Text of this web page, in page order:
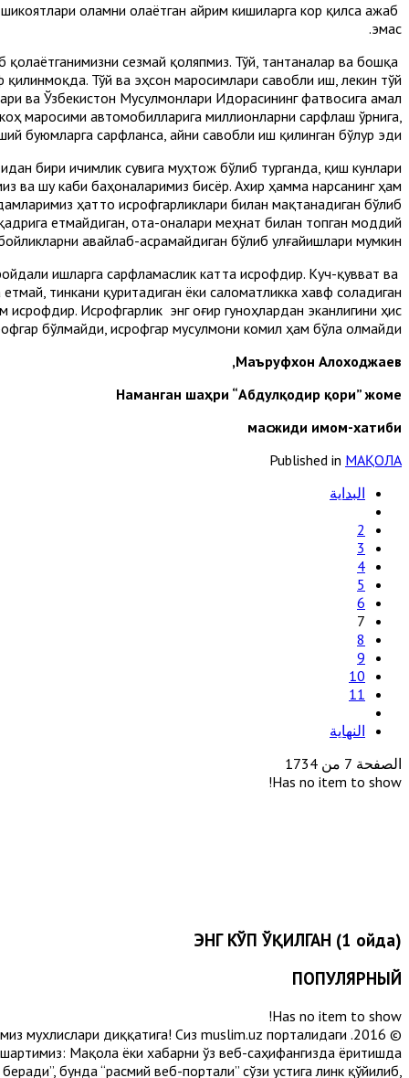
оламни олаётган айрим кишиларга кор қилса ажаб
эмас.
қолаётганимизни сезмай қоляпмиз. Тўй, тантаналар ва бошқа
Тўй ва эҳсон маросимлари савобли иш, лекин тўй
ва Ўзбекистон Мусулмонлари Идорасининг фатвосига амал
маросими автомобилларига миллионларни сарфлаш ўрнига,
буюмларга сарфланса, айни савобли иш қилинган бўлур эди.
бири ичимлик сувига муҳтож бўлиб турганда, қиш кунлари
ва шу каби баҳоналаримиз бисёр. Ахир ҳамма нарсанинг ҳам
ҳатто исрофгарликлари билан мақтанадиган бўлиб
етмайдиган, ота-оналари меҳнат билан топган моддий
авайлаб-асрамайдиган бўлиб улғайишлари мумкин.
ишларга сарфламаслик катта исрофдир. Куч-қувват ва
тинкани қуритадиган ёки саломатликка хавф соладиган
Исрофгарлик энг оғир гуноҳлардан эканлигини ҳис
бўлмайди, исрофгар мусулмони комил ҳам бўла олмайди
Маъруфхон Алоходжаев,
Наманган шаҳри “Абдулқодир қори” жоме
масжиди имом-хатиби
Published in МАҚОЛА
البداية
2
3
4
5
6
7
8
9
10
11
النهاية
الصفحة 7 من 1734
Has no item to show!
ЭНГ КЎП ЎҚИЛГАН (1 ойда)
ПОПУЛЯРНЫЙ
Has no item to show!
мухлислари диққатига! Сиз muslim.uz порталидаги
Мақола ёки хабарни ўз веб-саҳифангизда ёритишда
бунда “расмий веб-портали” сўзи устига линк қўйилиб,